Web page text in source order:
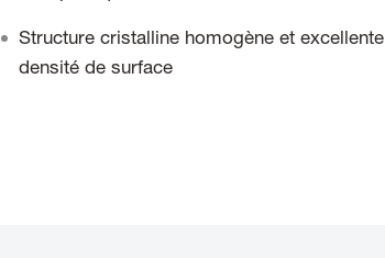
Structure cristalline homogène et excellente
densité de surface